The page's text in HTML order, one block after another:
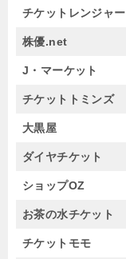
チケットレンジャー
株優.net
J・マーケット
チケットトミンズ
大黒屋
ダイヤチケット
ショップOZ
お茶の水チケット
チケットモモ